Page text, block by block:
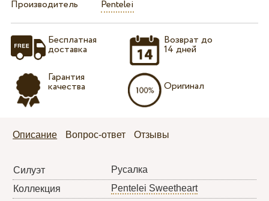
Производитель
Pentelei
Бесплатная
доставка
Гарантия
качества
Возврат до
14 дней
Оригинал
Описание Вопрос-ответ Отзывы
Силуэт
Русалка
Коллекция
Pentelei Sweetheart